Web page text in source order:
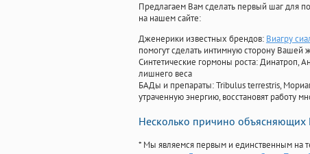
Предлагаем Вам сделать первый шаг для
на нашем сайте:
Дженерики известных брендов: Виагру
помогут сделать интимную сторону
Синтетические гормоны роста: Динатроп,
лишнего веса
БАДы и препараты:Tribulus terrestris,
утраченную энергию, восстановят работу
Несколько причино объясняющих
* Мы являемся первым и единственным на